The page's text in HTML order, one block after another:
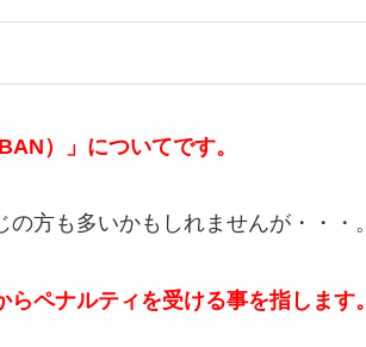
）」についてです。
方も多いかもしれませんが・・・。
らペナルティを受ける事を指します。